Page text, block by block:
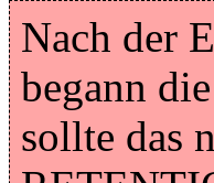
Nach der
begann
sollte das